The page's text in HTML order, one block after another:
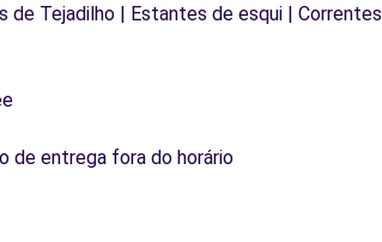
de Tejadilho | Estantes de esqui | Correntes
de entrega fora do horário